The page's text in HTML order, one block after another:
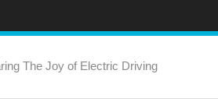
The Joy of Electric Driving